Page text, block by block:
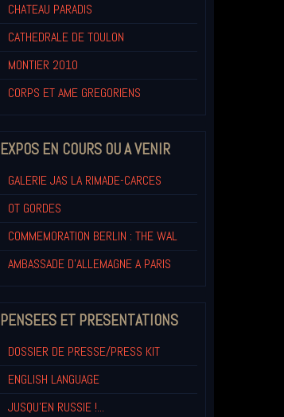
CHATEAU PARADIS
CATHEDRALE DE TOULON
MONTIER 2010
CORPS ET AME GREGORIENS
EXPOS EN COURS OU A VENIR
GALERIE JAS LA RIMADE-CARCES
OT GORDES
COMMEMORATION BERLIN : THE WAL
AMBASSADE D'ALLEMAGNE A PARIS
PENSEES ET PRESENTATIONS
DOSSIER DE PRESSE/PRESS KIT
ENGLISH LANGUAGE
JUSQU'EN RUSSIE !...